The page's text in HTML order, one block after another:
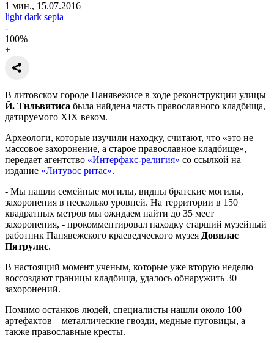
1 мин., 15.07.2016
light dark sepia
-
100%
+
В литовском городе Панявежисе в ходе реконструкции улицы
Й. Тильвитиса была найдена часть православного кладбища,
датируемого XIX веком.
Археологи, которые изучили находку, считают, что «это не
массовое захоронение, а старое православное кладбище»,
передает агентство «Интерфакс-религия» со ссылкой на
издание «Литувос ритас».
- Мы нашли семейные могилы, видны братские могилы,
захоронения в несколько уровней. На территории в 150
квадратных метров мы ожидаем найти до 35 мест
захоронения, - прокомментировал находку старший музейный
работник Панявежского краеведческого музея Довилас
Пятрулис.
В настоящий момент ученым, которые уже вторую неделю
воссоздают границы кладбища, удалось обнаружить 30
захоронений.
Помимо останков людей, специалисты нашли около 100
артефактов – металлические гвозди, медные пуговицы, а
также православные кресты.